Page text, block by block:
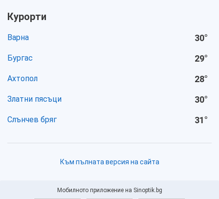
Курорти
Варна 30°
Бургас 29°
Ахтопол 28°
Златни пясъци 30°
Слънчев бряг 31°
Към пълната версия на сайта
Мобилното приложение на Sinoptik.bg